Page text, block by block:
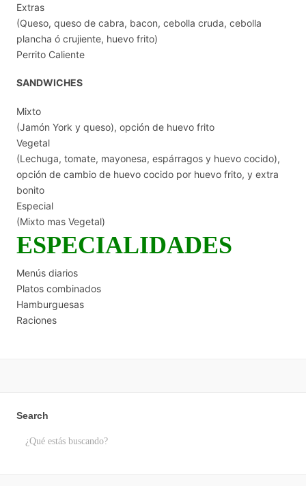
Extras
(Queso, queso de cabra, bacon, cebolla cruda, cebolla
plancha ó crujiente, huevo frito)
Perrito Caliente
SANDWICHES
Mixto
(Jamón York y queso), opción de huevo frito
Vegetal
(Lechuga, tomate, mayonesa, espárragos y huevo cocido),
opción de cambio de huevo cocido por huevo frito, y extra
bonito
Especial
(Mixto mas Vegetal)
ESPECIALIDADES
Menús diarios
Platos combinados
Hamburguesas
Raciones
Search